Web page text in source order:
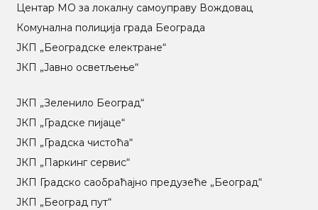
Центар МO за локалну самоуправу Вождовац
Комунална полиција града Београда
ЈКП „Београдске електране“
ЈКП „Јавно осветљење“
ЈКП „Зеленило Београд“
ЈКП „Градске пијаце“
ЈКП „Градска чистоћа“
ЈКП „Паркинг сервис“
ЈКП Градско саобраћајно предузеће „Београд“
ЈКП „Београд пут“